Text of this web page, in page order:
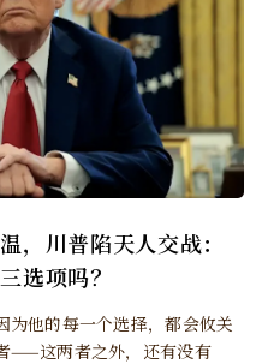
，川普陷天人交战：
选项吗？
为他的每一个选择，都会攸关
——这两者之外，还有没有